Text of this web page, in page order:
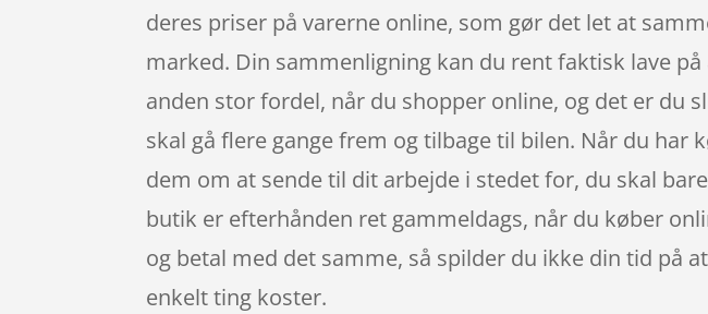
deres priser på varerne online, som gør det let at
marked. Din sammenligning kan du rent faktisk lave
anden stor fordel, når du shopper online, og det er du
skal gå flere gange frem og tilbage til bilen. Når du har
dem om at sende til dit arbejde i stedet for, du skal
butik er efterhånden ret gammeldags, når du køber
og betal med det samme, så spilder du ikke din tid på
enkelt ting koster.